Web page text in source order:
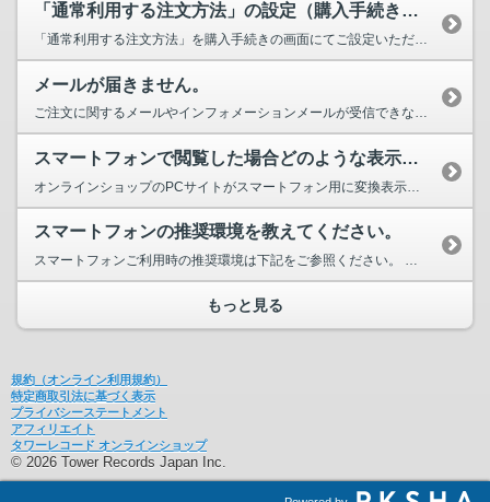
「通常利用する注文方法」の設定（購入手続き画面）
メールが届きません。
ご注文に関するメールやインフォメーションメールが受信できない場合は、下記の項目をご確認いた...
スマートフォンで閲覧した場合どのような表示となりますか？
スマートフォンの推奨環境を教えてください。
スマートフォンご利用時の推奨環境は下記をご参照ください。 推奨環境について
もっと見る
規約（オンライン利用規約）
特定商取引法に基づく表示
プライバシーステートメント
アフィリエイト
タワーレコード オンラインショップ
© 2026 Tower Records Japan Inc.